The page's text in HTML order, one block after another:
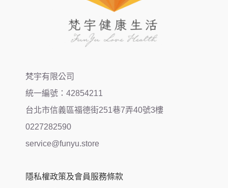
梵宇有限公司
統一編號：42854211
台北市信義區福德街251巷7弄40號3樓
0227282590
service@funyu.store
隱私權政策及會員服務條款